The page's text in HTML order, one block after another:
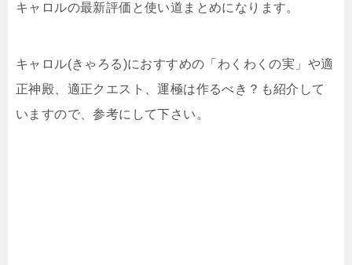
キャロルの最新評価と使い道まとめになります。
キャロル(きゃろる)におすすめの「わくわくの実」や適
正神殿、適正クエスト、運極は作るべき？も紹介して
いますので、参考にして下さい。